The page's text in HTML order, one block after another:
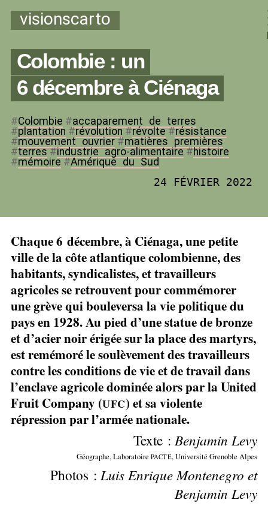
visionscarto
Colombie : un
6 décembre à Ciénaga
#Colombie #accaparement de terres
#plantation #révolution #révolte #résistance
#mouvement_ouvrier #matières premières
#terres #industrie_agro-alimentaire #histoire
#mémoire #Amérique_du_Sud
24 FÉVRIER 2022
Chaque 6 décembre, à Ciénaga, une petite
ville de la côte atlantique colombienne, des
habitants, syndicalistes, et travailleurs
agricoles se retrouvent pour commémorer
une grève qui bouleversa la vie politique du
pays en 1928. Au pied d’une statue de bronze
et d’acier noir érigée sur la place des martyrs,
est remémoré le soulèvement des travailleurs
contre les conditions de vie et de travail dans
l’enclave agricole dominée alors par la United
Fruit Company (UFC) et sa violente
répression par l’armée nationale.
Texte :Benjamin Levy
Géographe, Laboratoire PACTE, Université Grenoble Alpes
Photos :Luis Enrique Montenegro et
Benjamin Levy